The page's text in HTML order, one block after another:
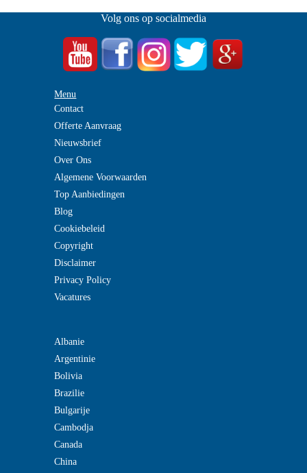
Volg ons op socialmedia
Menu
Contact
Offerte Aanvraag
Nieuwsbrief
Over Ons
Algemene Voorwaarden
Top Aanbiedingen
Blog
Cookiebeleid
Copyright
Disclaimer
Privacy Policy
Vacatures
Albanie
Argentinie
Bolivia
Brazilie
Bulgarije
Cambodja
Canada
China